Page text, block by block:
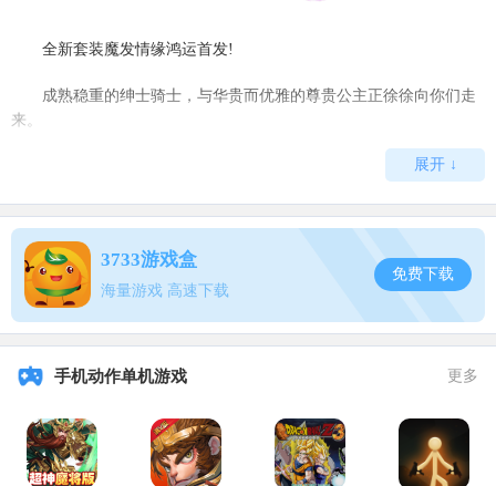
全新套装魔发情缘鸿运首发!
成熟稳重的绅士骑士，与华贵而优雅的尊贵公主正徐徐向你们走
来。
2020年11月6日(周五)-2021年1月10日期间，魔发情缘鸿运宝箱首发，
消耗宝箱必得奖励，奖励不放回，车手们最多使用79个即可获得
全套魔发情缘套装。
以上就是小编为大家带来的QQ飞车手游魔发情缘套装获取攻略，
那么玩家们在玩游戏时如果还有遇到什么不清楚的问题，来apk8安卓
展开 ↓
3733游戏盒
海量游戏 高速下载
免费下载
手机动作单机游戏 更多